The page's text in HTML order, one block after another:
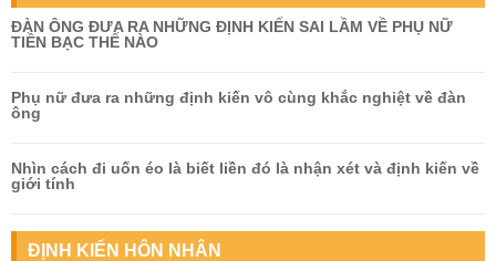
ĐÀN ÔNG ĐƯA RA NHỮNG ĐỊNH KIẾN SAI LẦM VỀ PHỤ NỮ
TIỀN BẠC THẾ NÀO
Phụ nữ đưa ra những định kiến vô cùng khắc nghiệt về đàn
ông
Nhìn cách đi uốn éo là biết liền đó là nhận xét và định kiến về
giới tính
ĐỊNH KIẾN HÔN NHÂN